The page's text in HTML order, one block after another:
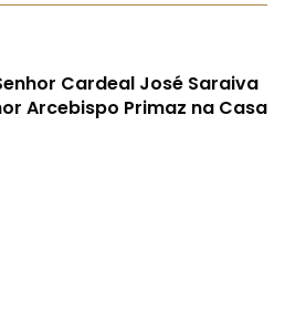
Cardeal José Saraiva
Arcebispo Primaz na Casa